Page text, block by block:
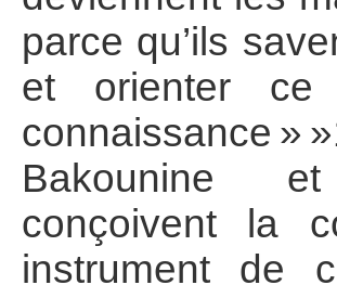
parce qu’ils
et orienter ce
connaissance »
Bakounine
conçoivent la
instrument de